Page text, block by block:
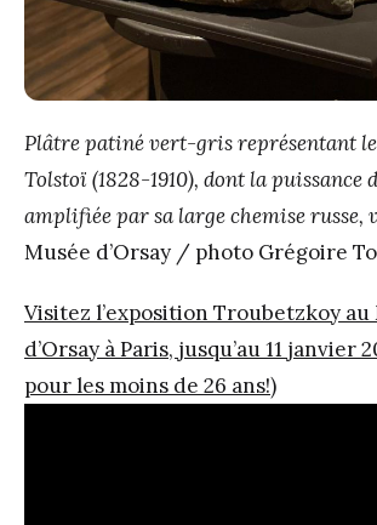
Plâtre patiné vert-gris représentant
Tolstoï (1828-1910), dont la puissance
amplifiée par sa large chemise russe,
Musée d’Orsay / photo Grégoire
Visitez l’exposition Troubetzkoy au
d’Orsay à Paris, jusqu’au 11 janvier
pour les moins de 26 ans!)